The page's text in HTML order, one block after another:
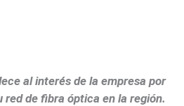
al interés de la empresa por
red de fibra óptica en la región.